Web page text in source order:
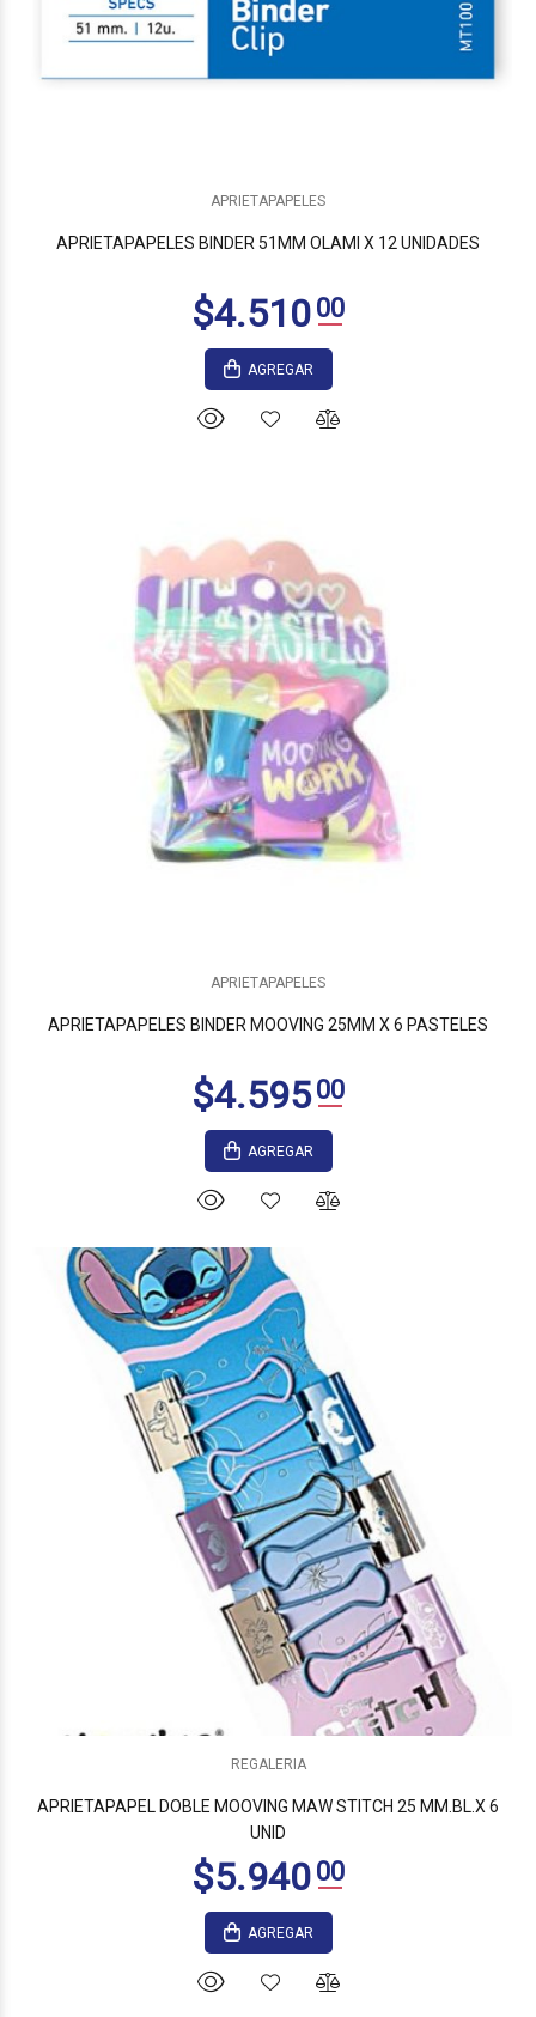
APRIETAPAPELES
APRIETAPAPELES BINDER 51MM OLAMI X 12 UNIDADES
AGREGAR
APRIETAPAPELES
APRIETAPAPELES BINDER MOOVING 25MM X 6 PASTELES
AGREGAR
REGALERIA
APRIETAPAPEL DOBLE MOOVING MAW STITCH 25 MM.BL.X 6
UNID
AGREGAR